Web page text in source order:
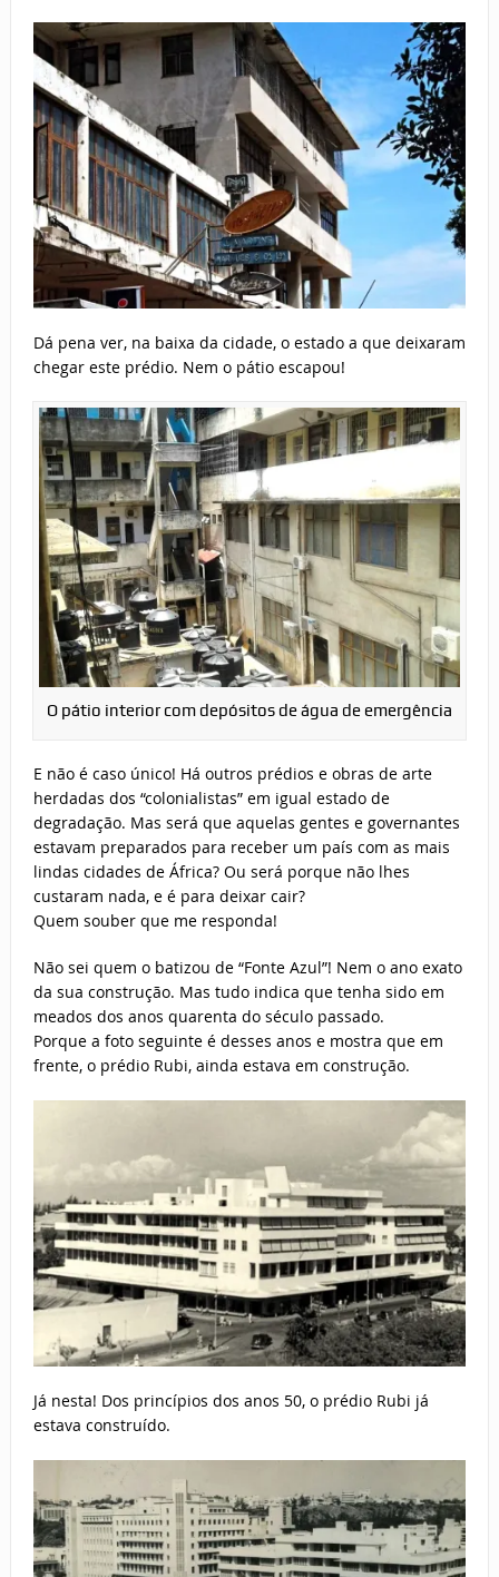
Dá pena ver, na baixa da cidade, o estado a que deixaram
chegar este prédio. Nem o pátio escapou!
O pátio interior com depósitos de água de emergência
E não é caso único! Há outros prédios e obras de arte
herdadas dos “colonialistas” em igual estado de
degradação. Mas será que aquelas gentes e governantes
estavam preparados para receber um país com as mais
lindas cidades de África? Ou será porque não lhes
custaram nada, e é para deixar cair?
Quem souber que me responda!
Não sei quem o batizou de “Fonte Azul”! Nem o ano exato
da sua construção. Mas tudo indica que tenha sido em
meados dos anos quarenta do século passado.
Porque a foto seguinte é desses anos e mostra que em
frente, o prédio Rubi, ainda estava em construção.
Já nesta! Dos princípios dos anos 50, o prédio Rubi já
estava construído.